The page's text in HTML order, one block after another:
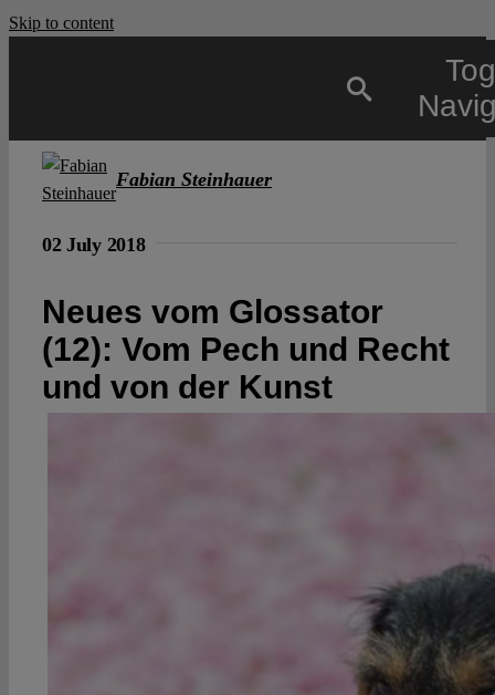
Skip to content
Main
Projects
Open Access
Fabian Steinhauer
02 July 2018
Neues vom Glossator
(12): Vom Pech und Recht
und von der Kunst